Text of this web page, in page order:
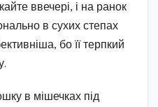
ввечері, і на ранок
в сухих степах
бо її терпкий
в мішечках під